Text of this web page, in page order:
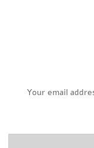
Your email